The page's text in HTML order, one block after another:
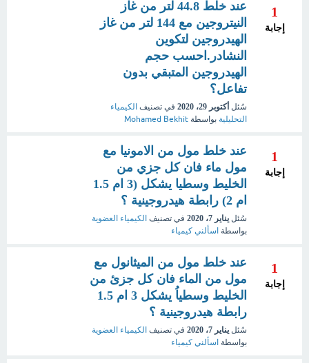
1
إجابة
عند خلط 44.8 لتر من غاز
النيتروجين مع 144 لتر من غاز
الهيدروجين لتكوين
النشادر.احسب حجم
الهيدروجين المتبقي بدون
تفاعل؟
سُئل أكتوبر 29، 2020 في تصنيف الكيمياء
التحليلية بواسطة Mohamed Bekhit
1
إجابة
عند خلط مول من الامونيا مع
مول ماء فان كل جزي من
الخليط وسطيا يشكل (3 ام 1.5
ام 2) رابطة هيدروجينية ؟
سُئل يناير 7، 2020 في تصنيف الكيمياء العضوية
بواسطة اسألني كيمياء
1
إجابة
عند خلط مول من الميثانول مع
مول من الماء فان كل جزئ من
الخليط وسطياُ يشكل 3 ام 1.5
رابطة هيدروجينية ؟
سُئل يناير 7، 2020 في تصنيف الكيمياء العضوية
بواسطة اسألني كيمياء